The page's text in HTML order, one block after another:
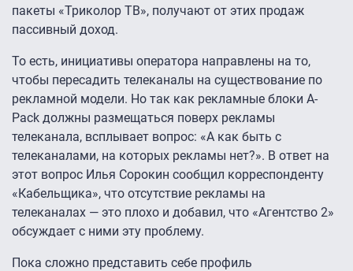
пакеты «Триколор ТВ», получают от этих продаж
пассивный доход.
То есть, инициативы оператора направлены на то,
чтобы пересадить телеканалы на существование по
рекламной модели. Но так как рекламные блоки A-
Pack должны размещаться поверх рекламы
телеканала, всплывает вопрос: «А как быть с
телеканалами, на которых рекламы нет?». В ответ на
этот вопрос Илья Сорокин сообщил корреспонденту
«Кабельщика», что отсутствие рекламы на
телеканалах — это плохо и добавил, что «Агентство 2»
обсуждает с ними эту проблему.
Пока сложно представить себе профиль